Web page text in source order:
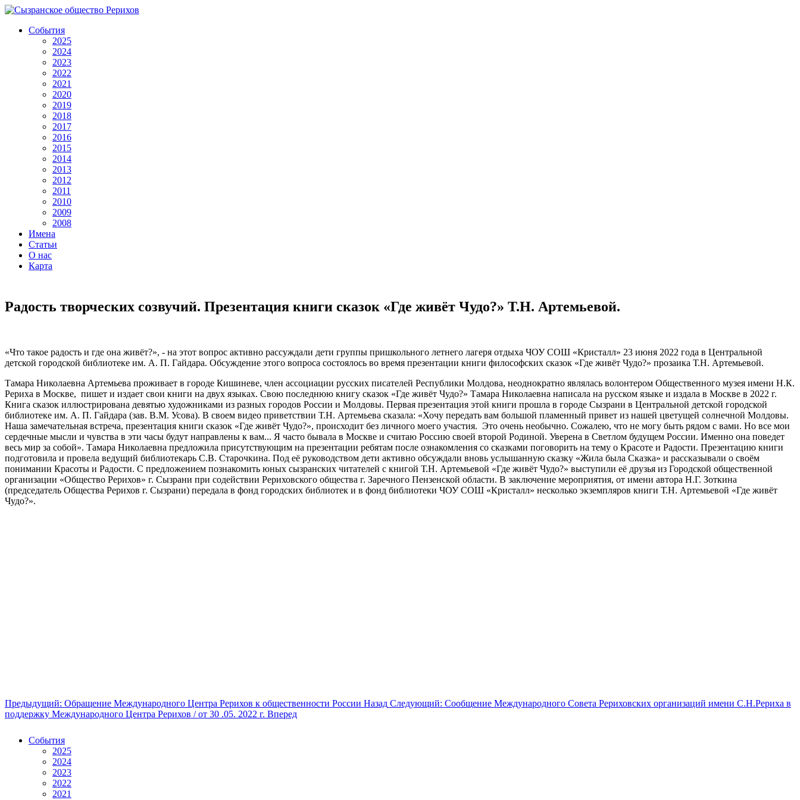
События
2025
2024
2023
2022
2021
2020
2019
2018
2017
2016
2015
2014
2013
2012
2011
2010
2009
2008
Имена
Статьи
О нас
Карта
Радость творческих созвучий. Презентация книги сказок «Где живёт Чудо?» Т.Н. Артемьевой.
«Что такое радость и где она живёт?», - на этот вопрос активно рассуждали дети группы пришкольного летнего лагеря отдыха ЧОУ СОШ «Кристалл» 23 июня 2022 года в Центральной
детской городской библиотеке им. А. П. Гайдара. Обсуждение этого вопроса состоялось во время презентации книги философских сказок «Где живёт Чудо?» прозаика Т.Н. Артемьевой.
Тамара Николаевна Артемьева проживает в городе Кишиневе, член ассоциации русских писателей Республики Молдова, неоднократно являлась волонтером Общественного музея имени Н.К.
Рериха в Москве, пишет и издает свои книги на двух языках. Свою последнюю книгу сказок «Где живёт Чудо?» Тамара Николаевна написала на русском языке и издала в Москве в 2022 г.
Книга сказок иллюстрирована девятью художниками из разных городов России и Молдовы. Первая презентация этой книги прошла в городе Сызрани в Центральной детской городской
библиотеке им. А. П. Гайдара (зав. В.М. Усова). В своем видео приветствии Т.Н. Артемьева сказала: «Хочу передать вам большой пламенный привет из нашей цветущей солнечной Молдовы.
Наша замечательная встреча, презентация книги сказок «Где живёт Чудо?», происходит без личного моего участия. Это очень необычно. Сожалею, что не могу быть рядом с вами. Но все мои
сердечные мысли и чувства в эти часы будут направлены к вам... Я часто бывала в Москве и считаю Россию своей второй Родиной. Уверена в Светлом будущем России. Именно она поведет
весь мир за собой». Тамара Николаевна предложила присутствующим на презентации ребятам после ознакомления со сказками поговорить на тему о Красоте и Радости. Презентацию книги
подготовила и провела ведущий библиотекарь С.В. Старочкина. Под её руководством дети активно обсуждали вновь услышанную сказку «Жила была Сказка» и рассказывали о своём
понимании Красоты и Радости. С предложением познакомить юных сызранских читателей с книгой Т.Н. Артемьевой «Где живёт Чудо?» выступили её друзья из Городской общественной
организации «Общество Рерихов» г. Сызрани при содействии Рериховского общества г. Заречного Пензенской области. В заключение мероприятия, от имени автора Н.Г. Зоткина
(председатель Общества Рерихов г. Сызрани) передала в фонд городских библиотек и в фонд библиотеки ЧОУ СОШ «Кристалл» несколько экземпляров книги Т.Н. Артемьевой «Где живёт
Чудо?».
Предыдущий: Обращение Международного Центра Рерихов к общественности России Назад Следующий: Сообщение Международного Совета Рериховских организаций имени С.Н.Рериха в
поддержку Международного Центра Рерихов / от 30 .05. 2022 г. Вперед
События
2025
2024
2023
2022
2021